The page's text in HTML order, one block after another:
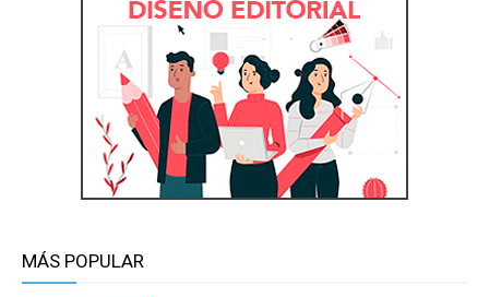
MÁS POPULAR